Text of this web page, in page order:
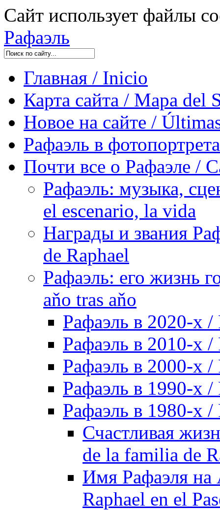
Сайт использует файлы
Рафаэль
Главная / Inicio
Карта сайта / Mapa del
Новое на сайте /
Рафаэль в
Почти все о Рафаэле /
Рафаэль: музыка,
el escenario, la vida
Награды и звания
de Raphael
Рафаэль: его жизнь
aňo tras aňo
Рафаэль в 2020-х /
Рафаэль в 2010-х /
Рафаэль в 2000-х /
Рафаэль в 1990-х /
Рафаэль в 1980-х /
Счастливая
de la familia de
Имя Рафаэля на
Raphael en el